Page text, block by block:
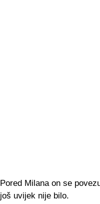
Pored Milana on se
još uvijek nije bilo.